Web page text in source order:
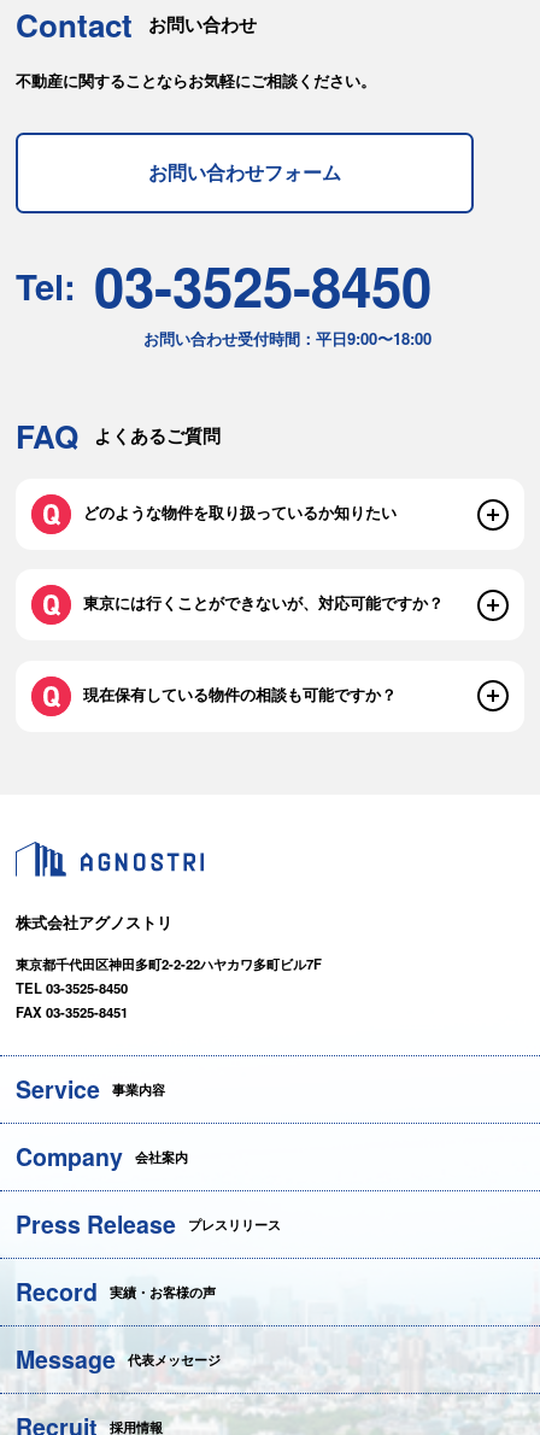
Contact お問い合わせ
不動産に関することならお気軽にご相談ください。
お問い合わせフォーム
Tel: 03-3525-8450
お問い合わせ受付時間：平日9:00〜18:00
FAQ よくあるご質問
どのような物件を取り扱っているか知りたい
東京には行くことができないが、対応可能ですか？
現在保有している物件の相談も可能ですか？
株式会社アグノストリ
東京都千代田区神田多町2-2-22ハヤカワ多町ビル7F
TEL 03-3525-8450
FAX 03-3525-8451
Service 事業内容
Company 会社案内
Press Release プレスリリース
Record 実績・お客様の声
Message 代表メッセージ
Recruit 採用情報